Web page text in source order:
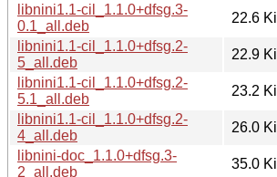
libnini1.1-cil_1.1.0+dfsg.3-
0.1_all.deb
22.6
libnini1.1-cil_1.1.0+dfsg.2-
5_all.deb
22.9
libnini1.1-cil_1.1.0+dfsg.2-
5.1_all.deb
23.2
libnini1.1-cil_1.1.0+dfsg.2-
4_all.deb
26.0
libnini-doc_1.1.0+dfsg.3-
2_all.deb
35.0